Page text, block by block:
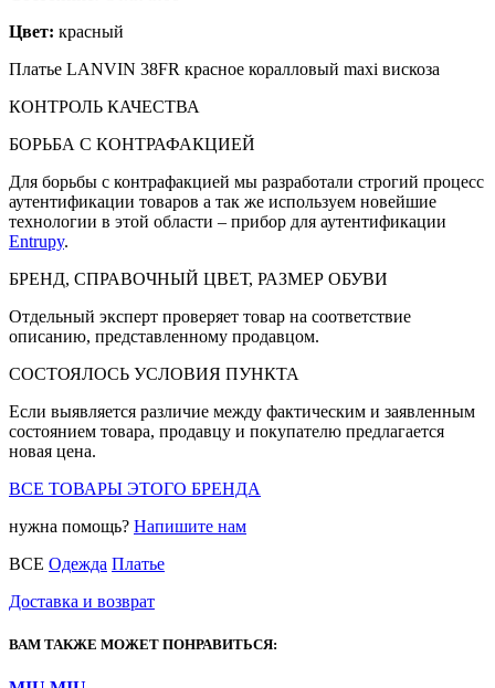
Цвет: красный
Платье LANVIN 38FR красное коралловый maxi вискоза
КОНТРОЛЬ КАЧЕСТВА
БОРЬБА С КОНТРАФАКЦИЕЙ
Для борьбы с контрафакцией мы разработали строгий процесс
аутентификации товаров а так же используем новейшие
технологии в этой области – прибор для аутентификации
Entrupy.
БРЕНД, СПРАВОЧНЫЙ ЦВЕТ, РАЗМЕР ОБУВИ
Отдельный эксперт проверяет товар на соответствие
описанию, представленному продавцом.
СОСТОЯЛОСЬ УСЛОВИЯ ПУНКТА
Если выявляется различие между фактическим и заявленным
состоянием товара, продавцу и покупателю предлагается
новая цена.
ВСЕ ТОВАРЫ ЭТОГО БРЕНДА
нужна помощь? Напишите нам
ВСЕ Одежда Платье
Доставка и возврат
ВАМ ТАКЖЕ МОЖЕТ ПОНРАВИТЬСЯ: